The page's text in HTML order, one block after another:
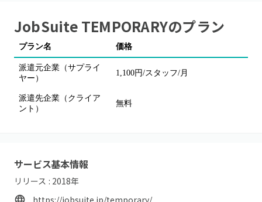
JobSuite TEMPORARYのプラン
プラン名 価格
派遣元企業（サプライ
ヤー）
1,100円/スタッフ/月
派遣先企業（クライア
ント）
無料
サービス基本情報
リリース : 2018年
https://jobsuite.jp/temporary/